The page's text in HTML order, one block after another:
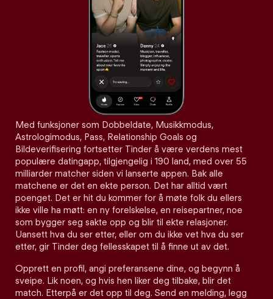
Med funksjoner som Dobbeldate, Musikkmodus,
Astrologimodus, Pass, Relationship Goals og
Bildeverifisering fortsetter Tinder å være verdens mest
populære datingapp, tilgjengelig i 190 land, med over 55
milliarder matcher siden vi lanserte appen. Bak alle
matchene er det en ekte person. Det har alltid vært
poenget. Det er hit du kommer for å møte folk du ellers
ikke ville ha møtt: en ny forelskelse, en reisepartner, noe
som bygger seg sakte opp og blir til ekte relasjoner.
Uansett hva du ser etter, eller om du ikke vet hva du ser
etter, gir Tinder deg fellesskapet til å finne ut av det.
Opprett en profil, angi preferansene dine, og begynn å
sveipe. Lik noen, og hvis hen liker deg tilbake, blir det
match. Etterpå er det opp til deg. Send en melding, legg